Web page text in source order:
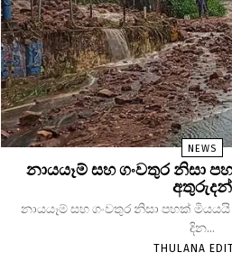
NEWS
නායයෑම් සහ ගංවතුර නිසා
අතුරුදන්
නායයෑම් සහ ගංවතුර නිසා පහක්
දින...
THULANA